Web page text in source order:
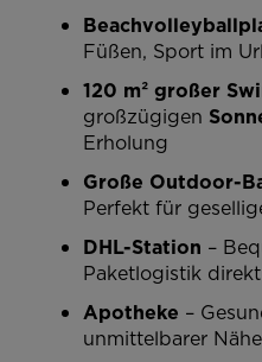
Füßen, Sport im
120 m² großer
großzügigen
Erholung
Große Outdoor-
Perfekt für
DHL-Station –
Paketlogistik
Apotheke –
unmittelbarer Nähe